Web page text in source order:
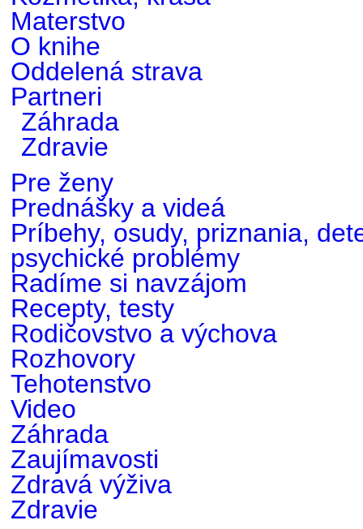
Materstvo
O knihe
Oddelená strava
Partneri
Záhrada
Zdravie
Pre ženy
Prednášky a videá
Príbehy, osudy, priznania,
psychické problémy
Radíme si navzájom
Recepty, testy
Rodičovstvo a výchova
Rozhovory
Tehotenstvo
Video
Záhrada
Zaujímavosti
Zdravá výživa
Zdravie